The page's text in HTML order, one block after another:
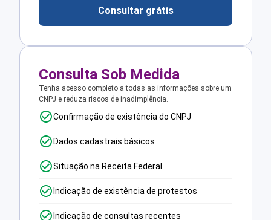
Consultar grátis
Consulta Sob Medida
Tenha acesso completo a todas as informações sobre um
CNPJ e reduza riscos de inadimplência.
Confirmação de existência do CNPJ
Dados cadastrais básicos
Situação na Receita Federal
Indicação de existência de protestos
Indicação de consultas recentes